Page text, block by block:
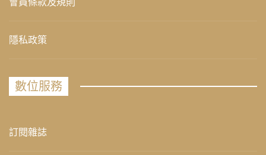
會員條款及規則
隱私政策
數位服務
訂閱雜誌